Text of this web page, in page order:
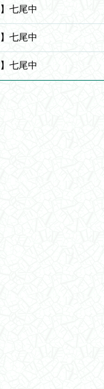
七尾中
七尾中
七尾中